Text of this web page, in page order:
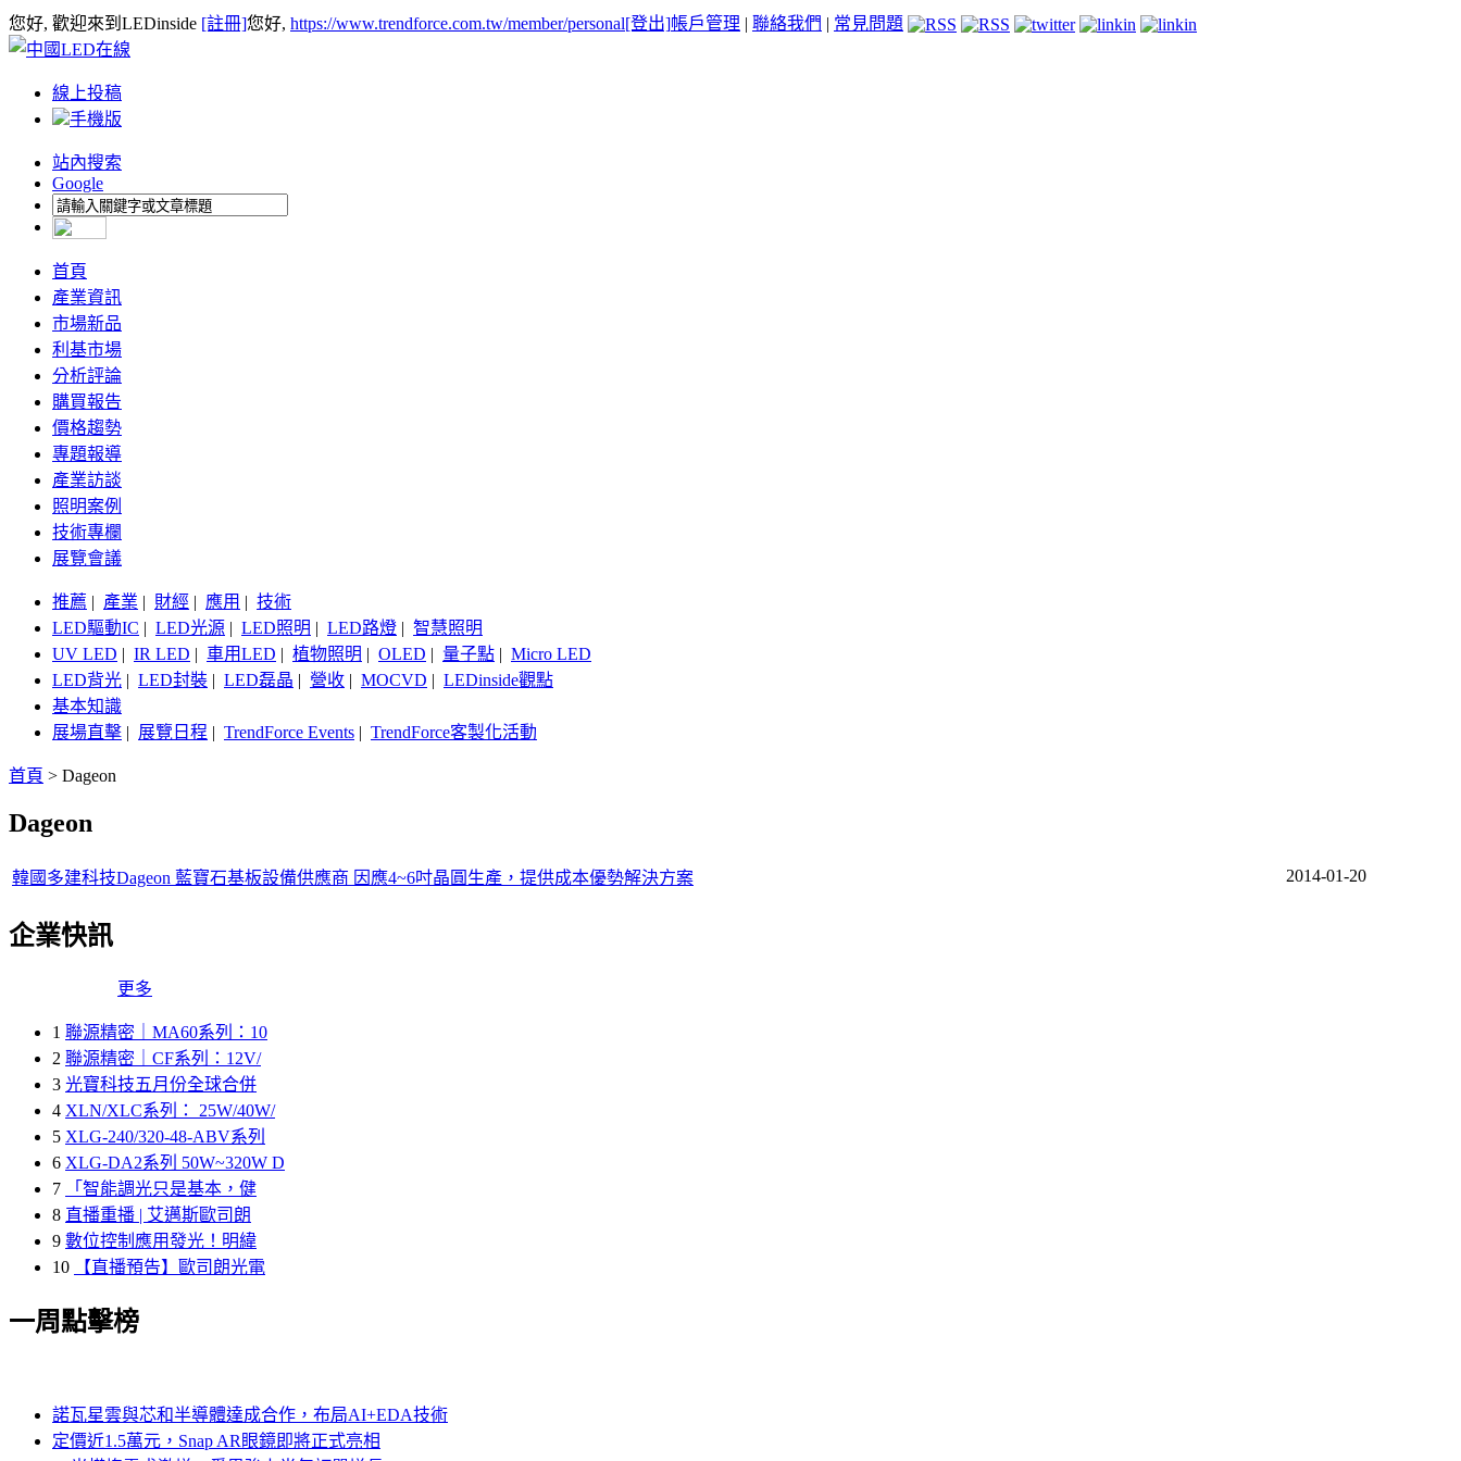
您好, 歡迎來到LEDinside [註冊]您好, https://www.trendforce.com.tw/member/personal[登出]帳戶管理 | 聯絡我們 | 常見問題
線上投稿
手機版
站內搜索
Google
首頁
產業資訊
市場新品
利基市場
分析評論
購買報告
價格趨勢
專題報導
產業訪談
照明案例
技術專欄
展覽會議
推薦 | 產業 | 財經 | 應用 | 技術
LED驅動IC | LED光源 | LED照明 | LED路燈 | 智慧照明
UV LED | IR LED | 車用LED | 植物照明 | OLED | 量子點 | Micro LED
LED背光 | LED封裝 | LED磊晶 | 營收 | MOCVD | LEDinside觀點
基本知識
展場直擊 | 展覽日程 | TrendForce Events | TrendForce客製化活動
首頁 > Dageon
Dageon
韓國多建科技Dageon 藍寶石基板設備供應商 因應4~6吋晶圓生產，提供成本優勢解決方案 2014-01-20
企業快訊
更多
1 聯源精密｜MA60系列：10
2 聯源精密｜CF系列：12V/
3 光寶科技五月份全球合併
4 XLN/XLC系列： 25W/40W/
5 XLG-240/320-48-ABV系列
6 XLG-DA2系列 50W~320W D
7
「智能調光只是基本，健
8 直播重播 | 艾邁斯歐司朗
9 數位控制應用發光！明緯
10
【直播預告】歐司朗光電
一周點擊榜
諾瓦星雲與芯和半導體達成合作，布局AI+EDA技術
定價近1.5萬元，Snap AR眼鏡即將正式亮相